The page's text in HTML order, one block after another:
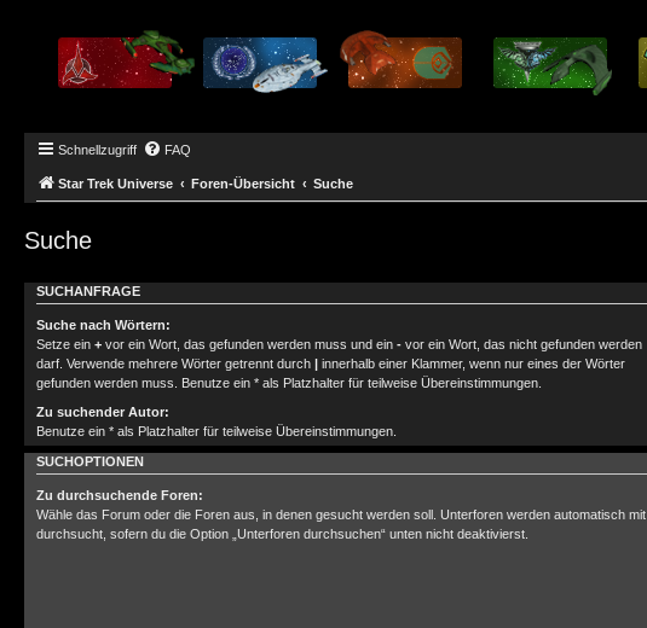
Schnellzugriff FAQ
Star Trek Universe Foren-Übersicht Suche
Suche
SUCHANFRAGE
Suche nach Wörtern:
Setze ein + vor ein Wort, das gefunden werden muss und ein - vor ein Wort, das nicht gefunden werden
darf. Verwende mehrere Wörter getrennt durch
innerhalb einer Klammer, wenn nur eines der Wörter
gefunden werden muss. Benutze ein * als Platzhalter für teilweise Übereinstimmungen.
Zu suchender Autor:
Benutze ein * als Platzhalter für teilweise Übereinstimmungen.
SUCHOPTIONEN
Zu durchsuchende Foren:
Wähle das Forum oder die Foren aus, in denen gesucht werden soll. Unterforen werden automatisch mit
durchsucht, sofern du die Option „Unterforen durchsuchen“ unten nicht deaktivierst.